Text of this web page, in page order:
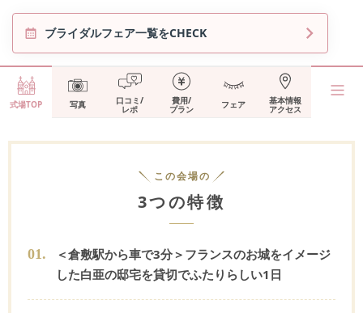
ブライダルフェア一覧をCHECK
式場TOP 写真 口コミ/
レポ
費用/
プラン フェア 基本情報
アクセス
この会場の
3つの特徴
01.
＜倉敷駅から車で3分＞フランスのお城をイメージ
した白亜の邸宅を貸切でふたりらしい1日